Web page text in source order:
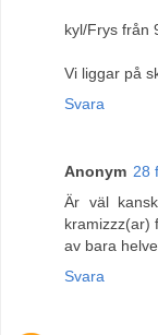
kyl/Frys från
Vi liggar på
Svara
Anonym 28
Är väl
kramizzz(ar)
av bara
Svara